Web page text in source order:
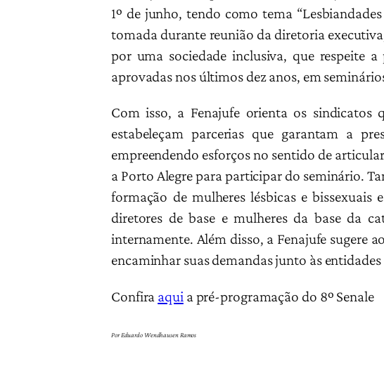
1º de junho, tendo como tema
tomada durante reunião da diretoria
por uma sociedade inclusiva, que respeite
aprovadas nos últimos dez anos, em
Com isso, a Fenajufe orienta os sindicatos
estabeleçam parcerias que garantam a
empreendendo esforços no sentido de
a Porto Alegre para participar do seminário.
formação de mulheres lésbicas e
diretores de base e mulheres da base da
internamente. Além disso, a Fenajufe sugere
encaminhar suas demandas junto às
Confira aquia pré-programação do 8º Senale
Por Eduardo Wendhausen Ramos